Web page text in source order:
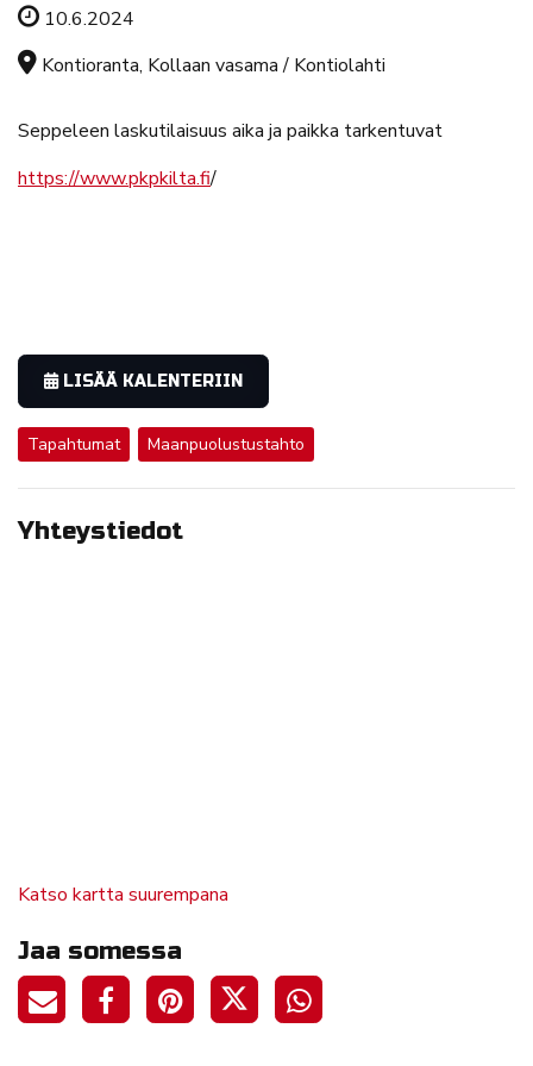
Tapahtuman ajankohta
10.6.2024
Tapahtuman sijainti
Kontioranta, Kollaan vasama / Kontiolahti
Seppeleen laskutilaisuus aika ja paikka tarkentuvat
https://www.pkpkilta.fi/
LISÄÄ KALENTERIIN
Tapahtumat Maanpuolustustahto
Yhteystiedot
Katso kartta suurempana
Jaa somessa